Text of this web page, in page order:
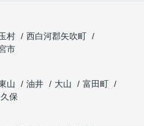
村
西白河郡矢吹町
市
山 油井 大山
富田町
保